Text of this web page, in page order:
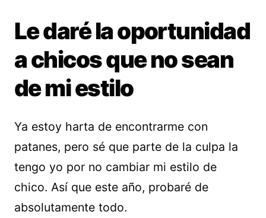
Le daré la oportunidad
a chicos que no sean
de mi estilo
Ya estoy harta de encontrarme con
patanes, pero sé que parte de la culpa la
tengo yo por no cambiar mi estilo de
chico. Así que este año, probaré de
absolutamente todo.